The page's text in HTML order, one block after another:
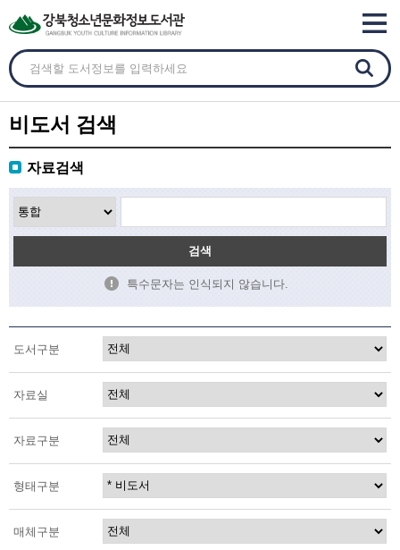
비도서 검색
자료검색
검색
특수문자는 인식되지 않습니다.
도서구분
자료실
자료구분
형태구분
매체구분